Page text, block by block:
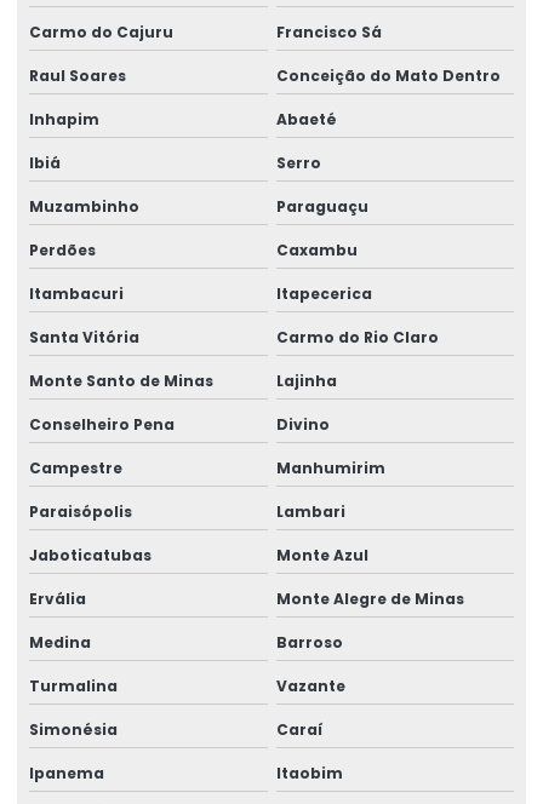
Rótulos Adesivos Para Cosméticos
Rótulos Adesivos Para Empresas De Alimentos
Rótulos Adesivos Para Eventos E Festas
Rótulos Adesivos Para Identificação De Produtos
Rótulos Adesivos Para Indústria Alimentícia
Rótulos Adesivos Para Produtos De Limpeza
Rótulos Adesivos Personalizados
Rótulos Adesivos Transparentes Para Produtos
Rótulos Com Acabamento Fosco
Rótulos De Identificação Para Produtos
Rótulos De Segurança Para Produtos
Rótulos Em Papel Couchê
Rótulos Especiais Para Bebidas
Rótulos Metalizados Para Embalagens
Rótulos Para Alimentos Congelados
Carmo do Cajuru Francisco Sá
Raul Soares Conceição do Mato Dentro
Inhapim Abaeté
Ibiá Serro
Muzambinho Paraguaçu
Perdões Caxambu
Itambacuri Itapecerica
Santa Vitória Carmo do Rio Claro
Monte Santo de Minas Lajinha
Conselheiro Pena Divino
Campestre Manhumirim
Paraisópolis Lambari
Jaboticatubas Monte Azul
Ervália Monte Alegre de Minas
Medina Barroso
Turmalina Vazante
Simonésia Caraí
Ipanema Itaobim